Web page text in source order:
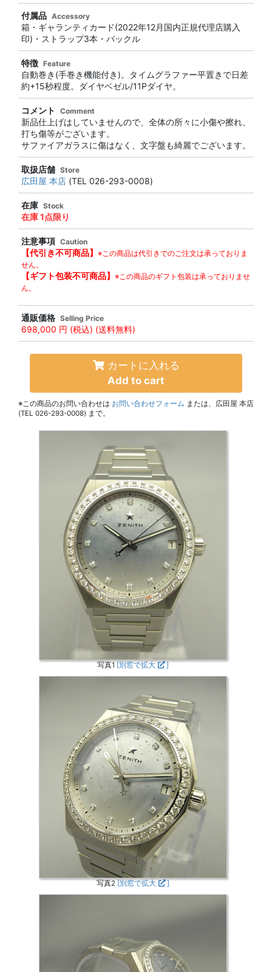
付属品 Accessory
箱・ギャランティカード(2022年12月国内正規代理店購入
印)・ストラップ3本・バックル
特徴 Feature
自動巻き(手巻き機能付き)。タイムグラファー平置きで日差
約+15秒程度。ダイヤベゼル/11Pダイヤ。
コメント Comment
新品仕上げはしていませんので、全体の所々に小傷や擦れ、
打ち傷等がございます。
サファイアガラスに傷はなく、文字盤も綺麗でございます。
取扱店舗 Store
広田屋 本店 (TEL 026-293-0008)
在庫 Stock
在庫 1点限り
注意事項 Caution
【代引き不可商品】
※この商品は代引きでのご注文は承っておりま
せん。
【ギフト包装不可商品】
※この商品のギフト包装は承っておりませ
ん。
通販価格 Selling Price
698,000 円 (税込) (送料無料)
カートに入れる
Add to cart
※この商品のお問い合わせは お問い合わせフォーム または、広田屋 本店
(TEL 026-293-0008) まで。
写真1[別窓で拡大 ]
写真2 [別窓で拡大 ]